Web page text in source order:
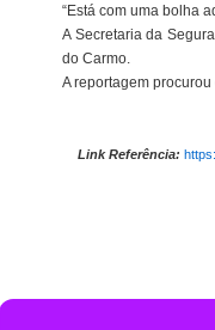
“Está com uma bolha
A Secretaria da
do Carmo.
A reportagem
Link Referência: